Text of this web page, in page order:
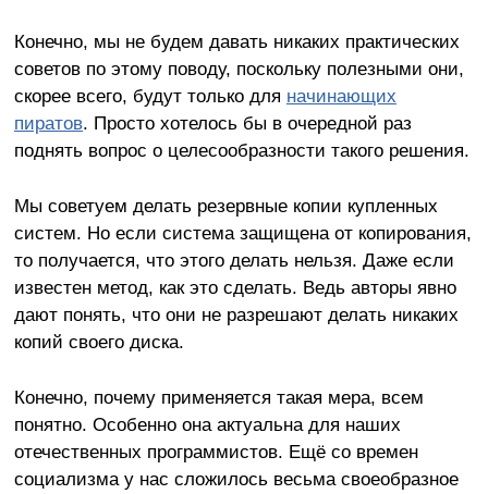
Конечно, мы не будем давать никаких практических
советов по этому поводу, поскольку полезными они,
скорее всего, будут только для начинающих
пиратов. Просто хотелось бы в очередной раз
поднять вопрос о целесообразности такого решения.
Мы советуем делать резервные копии купленных
систем. Но если система защищена от копирования,
то получается, что этого делать нельзя. Даже если
известен метод, как это сделать. Ведь авторы явно
дают понять, что они не разрешают делать никаких
копий своего диска.
Конечно, почему применяется такая мера, всем
понятно. Особенно она актуальна для наших
отечественных программистов. Ещё со времен
социализма у нас сложилось весьма своеобразное